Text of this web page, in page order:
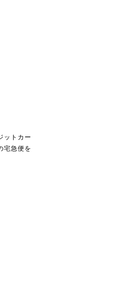
ットカー
宅急便を